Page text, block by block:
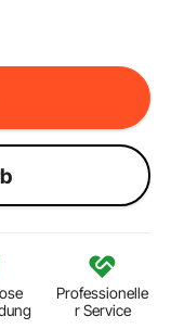
Professionelle
r Service